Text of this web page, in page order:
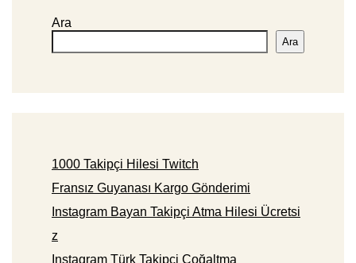
Ara
Ara
1000 Takipçi Hilesi Twitch
Fransız Guyanası Kargo Gönderimi
Instagram Bayan Takipçi Atma Hilesi Ücretsi
z
Instagram Türk Takipçi Çoğaltma